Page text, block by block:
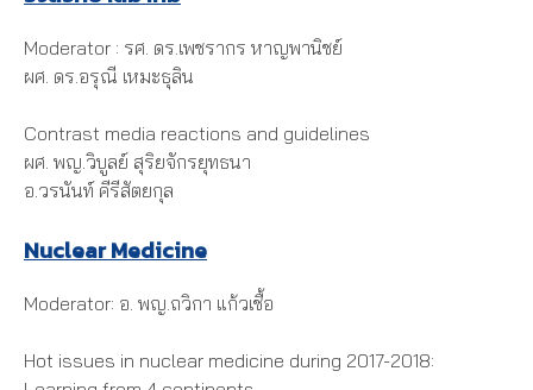
Moderator : รศ. ดร.เพชรากร หาญพานิชย์
ผศ. ดร.อรุณี เหมะธุลิน
Contrast media reactions and guidelines
ผศ. พญ.วิบูลย์ สุริยจักรยุทธนา
อ.วรนันท์ คีรีสัตยกุล
Nuclear Medicine
Moderator: อ. พญ.ถวิกา แก้วเชื้อ
Hot issues in nuclear medicine during 2017-2018: